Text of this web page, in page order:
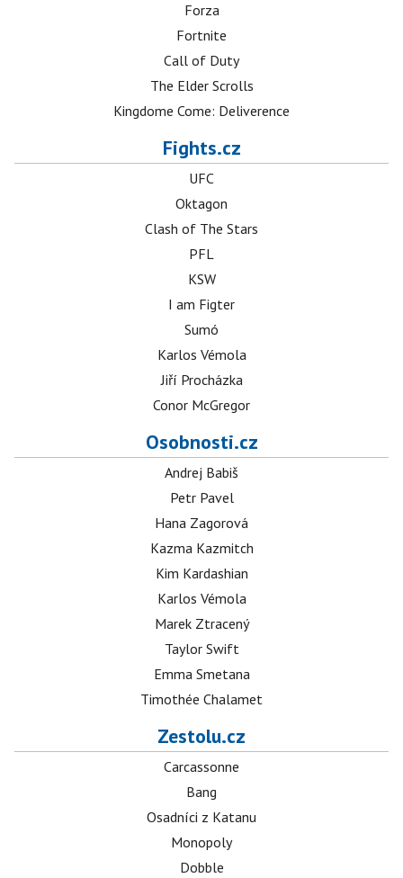
Forza
Fortnite
Call of Duty
The Elder Scrolls
Kingdome Come: Deliverence
Fights.cz
UFC
Oktagon
Clash of The Stars
PFL
KSW
I am Figter
Sumó
Karlos Vémola
Jiří Procházka
Conor McGregor
Osobnosti.cz
Andrej Babiš
Petr Pavel
Hana Zagorová
Kazma Kazmitch
Kim Kardashian
Karlos Vémola
Marek Ztracený
Taylor Swift
Emma Smetana
Timothée Chalamet
Zestolu.cz
Carcassonne
Bang
Osadníci z Katanu
Monopoly
Dobble